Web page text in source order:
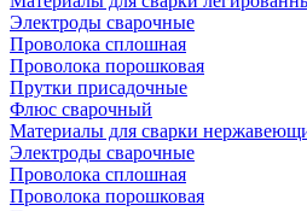
Электроды сварочные
Проволока сплошная
Проволока порошковая
Прутки присадочные
Флюс сварочный
Материалы для сварки
Электроды сварочные
Проволока сплошная
Проволока порошковая